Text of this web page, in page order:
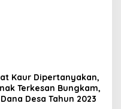
Kaur Dipertanyakan,
Terkesan Bungkam,
Desa Tahun 2023